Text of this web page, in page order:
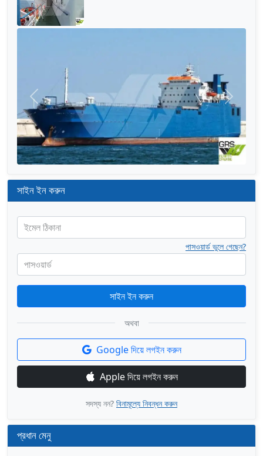
আগের পরের
সাইন ইন করুন
ইমেল ঠিকানা
পাসওয়ার্ড
পাসওয়ার্ড ভুলে গেছেন?
সাইন ইন করুন
অথবা
Google দিয়ে লগইন করুন
Apple দিয়ে লগইন করুন
সদস্য নন? বিনামূল্যে নিবন্ধন করুন
প্রধান মেনু